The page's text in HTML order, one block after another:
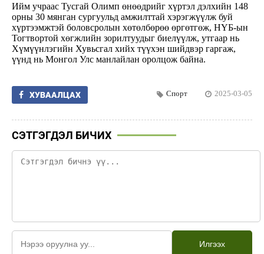
Ийм учраас Тусгай Олимп өнөөдрийг хүртэл дэлхийн 148
орны 30 мянган сургуульд амжилттай хэрэгжүүлж буй
хүртээмжтэй боловсролын хөтөлбөрөө өргөтгөж, НҮБ-ын
Тогтвортой хөгжлийн зорилтуудыг биелүүлж, утгаар нь
Хүмүүнлэгийн Хувьсгал хийх түүхэн шийдвэр гаргаж,
үүнд нь Монгол Улс манлайлан оролцож байна.
ХУВААЛЦАХ Спорт 2025-03-05
СЭТГЭГДЭЛ БИЧИХ
Илгээх